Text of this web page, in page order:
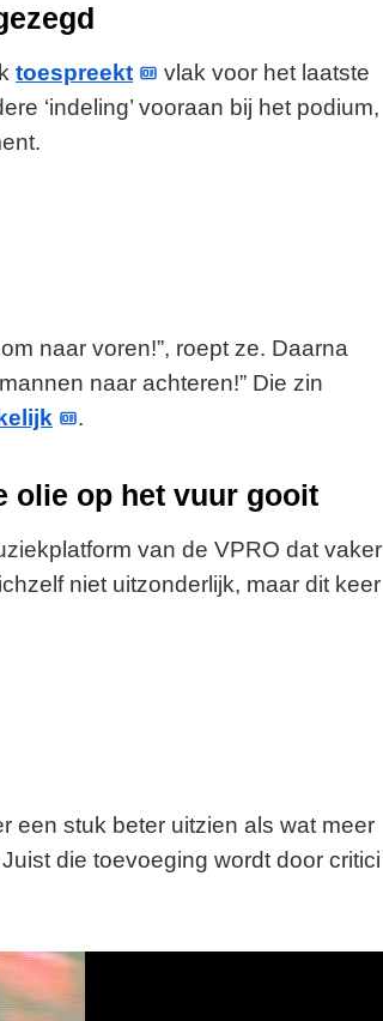
toespreekt
vlak voor het laatste
‘indeling’ vooraan bij het podium,
naar voren!”, roept ze. Daarna
naar achteren!” Die zin
.
olie op het vuur gooit
van de VPRO dat vaker
niet uitzonderlijk, maar dit keer
een stuk beter uitzien als wat meer
Juist die toevoeging wordt door critici